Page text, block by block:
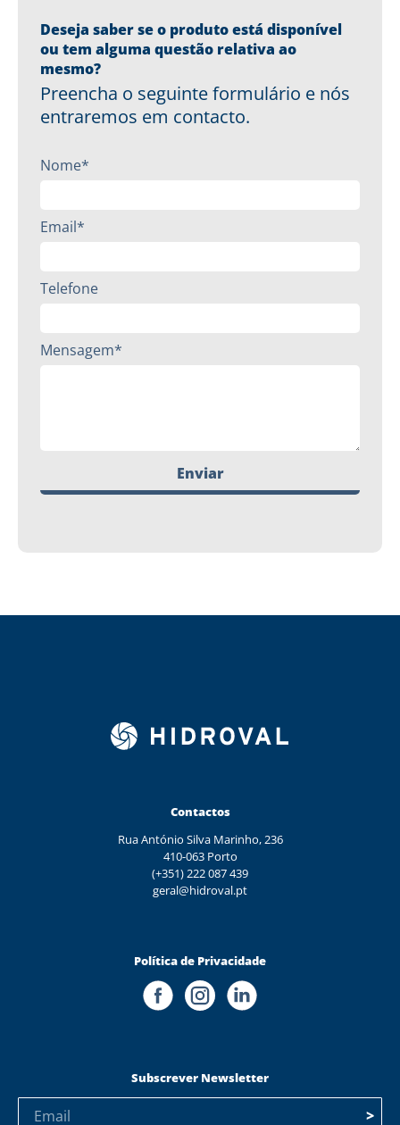
Deseja saber se o produto está disponível
ou tem alguma questão relativa ao
mesmo?
Preencha o seguinte formulário e nós
entraremos em contacto.
Nome*
Email*
Telefone
Mensagem*
Enviar
Contactos
Rua António Silva Marinho, 236
410-063 Porto
(+351) 222 087 439
geral@hidroval.pt
Política de Privacidade
Subscrever Newsletter
>